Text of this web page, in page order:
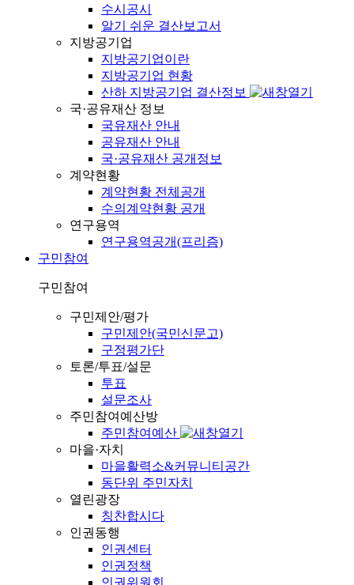
수시공시
알기 쉬운 결산보고서
지방공기업
지방공기업이란
지방공기업 현황
산하 지방공기업 결산정보
국·공유재산 정보
국유재산 안내
공유재산 안내
국·공유재산 공개정보
계약현황
계약현황 전체공개
수의계약현황 공개
연구용역
연구용역공개(프리즘)
구민참여
구민참여
구민제안/평가
구민제안(국민신문고)
구정평가단
토론/투표/설문
투표
설문조사
주민참여예산방
주민참여예산
마을·자치
마을활력소&커뮤니티공간
동단위 주민자치
열린광장
칭찬합시다
인권동행
인권센터
인권정책
인권위원회